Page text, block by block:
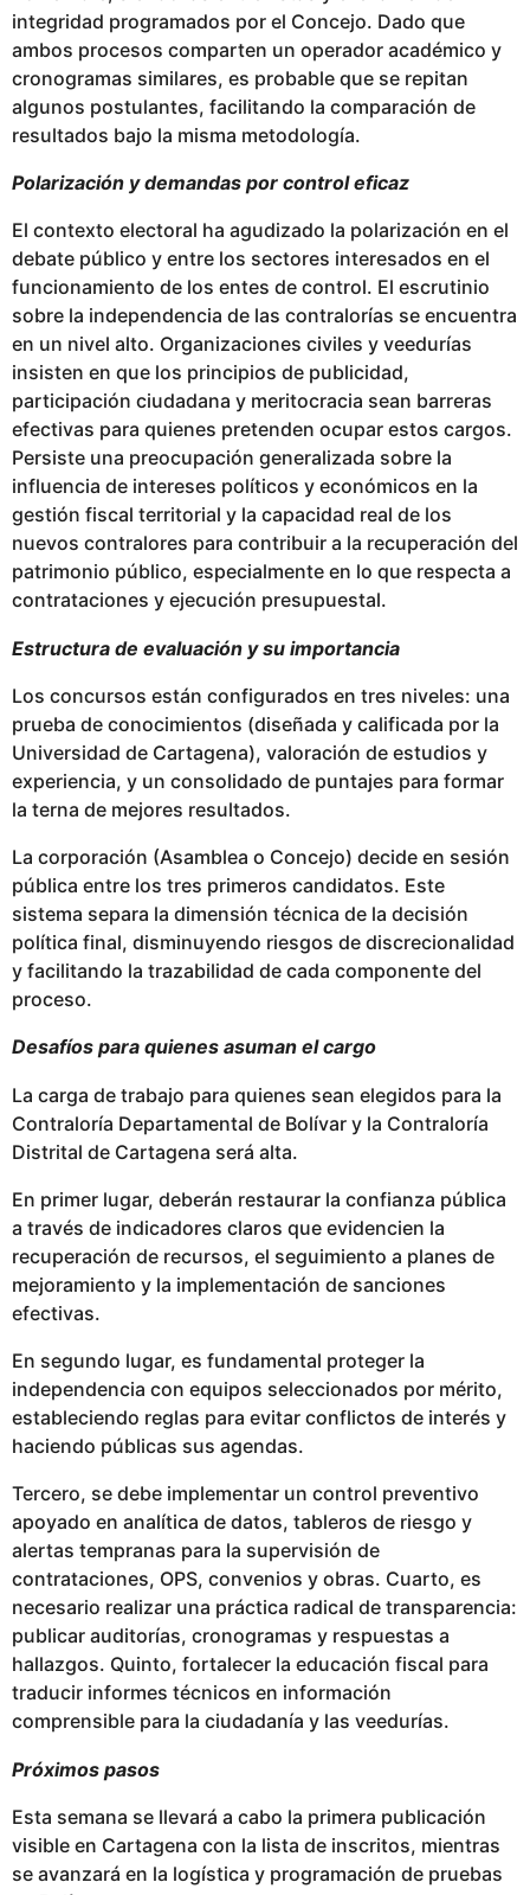
integridad programados por el Concejo. Dado que
ambos procesos comparten un operador académico y
cronogramas similares, es probable que se repitan
algunos postulantes, facilitando la comparación de
resultados bajo la misma metodología.
Polarización y demandas por control eficaz
El contexto electoral ha agudizado la polarización en el
debate público y entre los sectores interesados en el
funcionamiento de los entes de control. El escrutinio
sobre la independencia de las contralorías se encuentra
en un nivel alto. Organizaciones civiles y veedurías
insisten en que los principios de publicidad,
participación ciudadana y meritocracia sean barreras
efectivas para quienes pretenden ocupar estos cargos.
Persiste una preocupación generalizada sobre la
influencia de intereses políticos y económicos en la
gestión fiscal territorial y la capacidad real de los
nuevos contralores para contribuir a la recuperación del
patrimonio público, especialmente en lo que respecta a
contrataciones y ejecución presupuestal.
Estructura de evaluación y su importancia
Los concursos están configurados en tres niveles: una
prueba de conocimientos (diseñada y calificada por la
Universidad de Cartagena), valoración de estudios y
experiencia, y un consolidado de puntajes para formar
la terna de mejores resultados.
La corporación (Asamblea o Concejo) decide en sesión
pública entre los tres primeros candidatos. Este
sistema separa la dimensión técnica de la decisión
política final, disminuyendo riesgos de discrecionalidad
y facilitando la trazabilidad de cada componente del
proceso.
Desafíos para quienes asuman el cargo
La carga de trabajo para quienes sean elegidos para la
Contraloría Departamental de Bolívar y la Contraloría
Distrital de Cartagena será alta.
En primer lugar, deberán restaurar la confianza pública
a través de indicadores claros que evidencien la
recuperación de recursos, el seguimiento a planes de
mejoramiento y la implementación de sanciones
efectivas.
En segundo lugar, es fundamental proteger la
independencia con equipos seleccionados por mérito,
estableciendo reglas para evitar conflictos de interés y
haciendo públicas sus agendas.
Tercero, se debe implementar un control preventivo
apoyado en analítica de datos, tableros de riesgo y
alertas tempranas para la supervisión de
contrataciones, OPS, convenios y obras. Cuarto, es
necesario realizar una práctica radical de transparencia:
publicar auditorías, cronogramas y respuestas a
hallazgos. Quinto, fortalecer la educación fiscal para
traducir informes técnicos en información
comprensible para la ciudadanía y las veedurías.
Próximos pasos
Esta semana se llevará a cabo la primera publicación
visible en Cartagena con la lista de inscritos, mientras
se avanzará en la logística y programación de pruebas